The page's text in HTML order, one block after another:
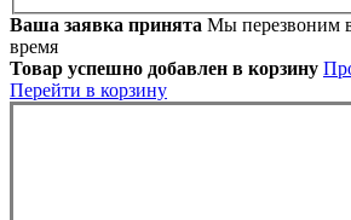
Ваша заявка принята Мы перезвоним
время
Товар успешно добавлен в корзину
Перейти в корзину